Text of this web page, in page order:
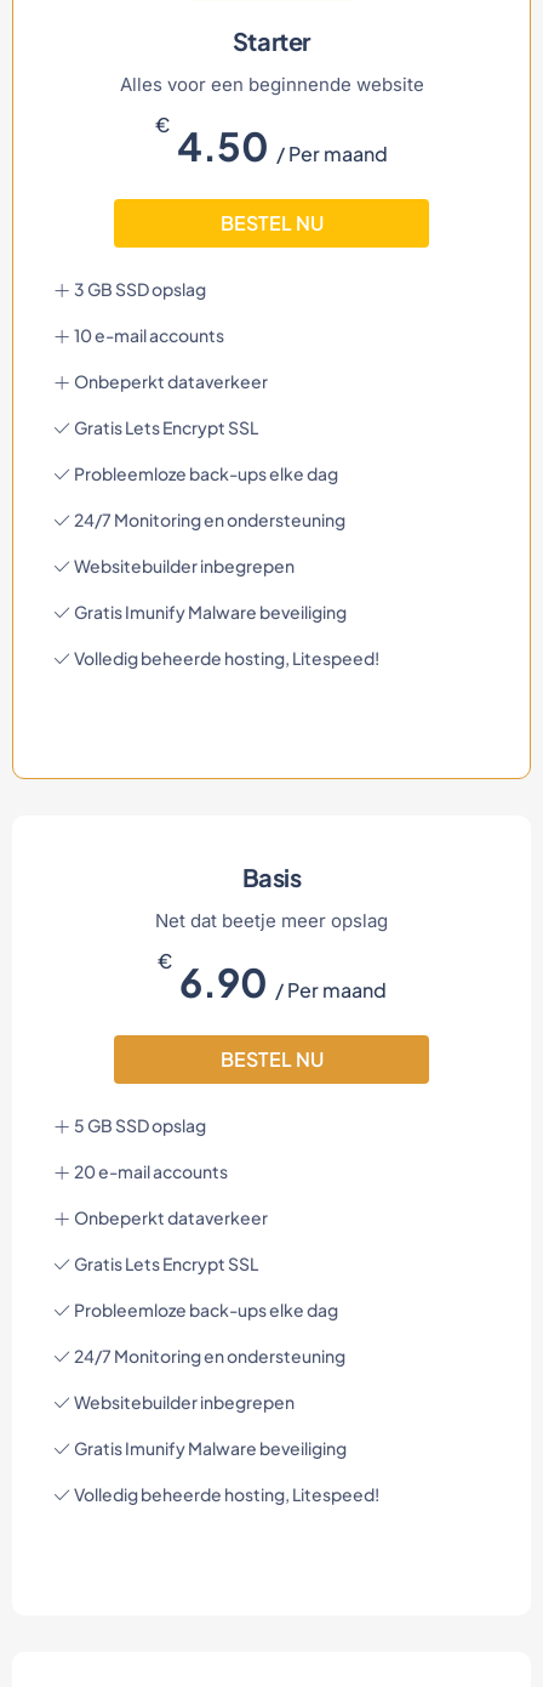
Starter
Alles voor een beginnende website
€ 4.50 / Per maand
BESTEL NU
3 GB SSD opslag
10 e-mail accounts
Onbeperkt dataverkeer
Gratis Lets Encrypt SSL
Probleemloze back-ups elke dag
24/7 Monitoring en ondersteuning
Websitebuilder inbegrepen
Gratis Imunify Malware beveiliging
Volledig beheerde hosting, Litespeed!
Basis
Net dat beetje meer opslag
€6.90 / Per maand
BESTEL NU
5 GB SSD opslag
20 e-mail accounts
Onbeperkt dataverkeer
Gratis Lets Encrypt SSL
Probleemloze back-ups elke dag
24/7 Monitoring en ondersteuning
Websitebuilder inbegrepen
Gratis Imunify Malware beveiliging
Volledig beheerde hosting, Litespeed!